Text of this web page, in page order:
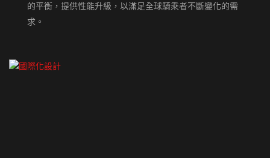
的平衡，提供性能升級，以滿足全球騎乘者不斷變化的需
求。